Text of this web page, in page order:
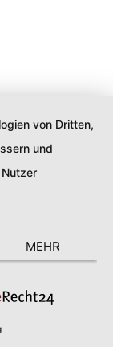
von Dritten,
und
MEHR